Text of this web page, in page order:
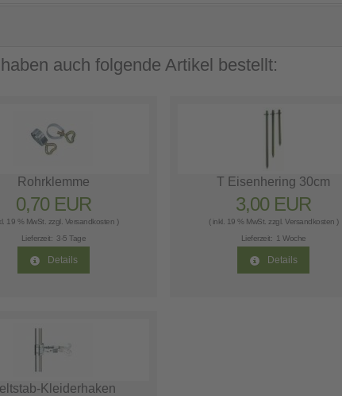
auch folgende Artikel bestellt:
Rohrklemme
0,70 EUR
19 % MwSt. zzgl. Versandkosten )
Lieferzeit: 3-5 Tage
Details
T Eisenhering 30cm
3,00 EUR
( inkl. 19 % MwSt. zzgl.Versandkosten )
Lieferzeit: 1 Woche
Details
Kleiderhaken